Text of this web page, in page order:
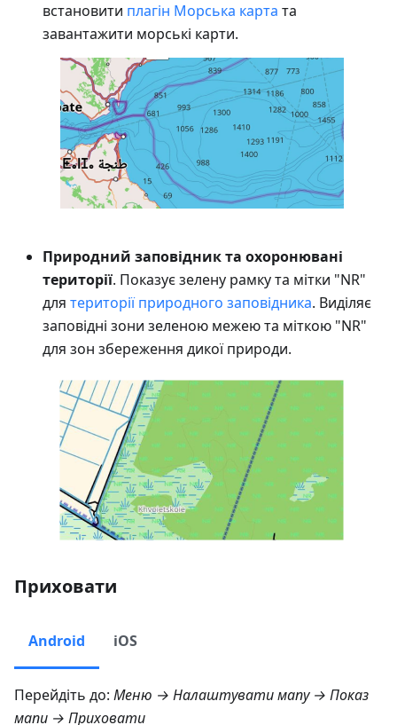
встановити плагін Морська карта та
завантажити морські карти.
Природний заповідник та охоронювані
території. Показує зелену рамку та мітки "NR"
для території природного заповідника. Виділяє
заповідні зони зеленою межею та міткою "NR"
для зон збереження дикої природи.
Приховати
Android iOS
Перейдіть до: Меню → Налаштувати мапу → Показ
мапи → Приховати